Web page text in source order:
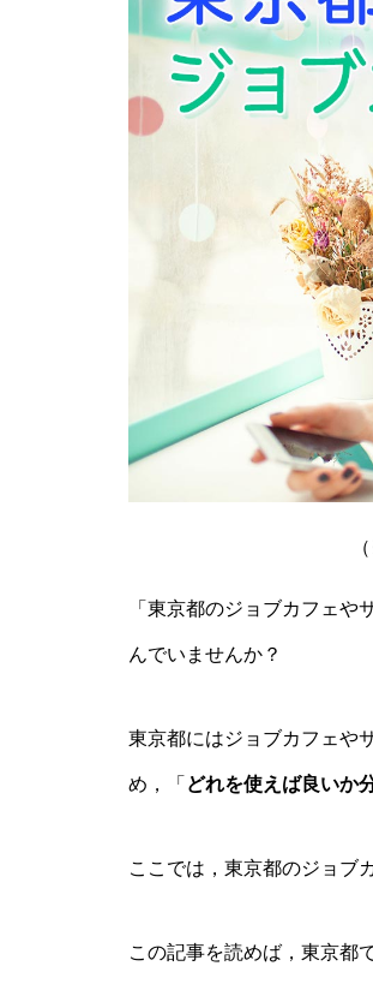
「東京都のジョブカフェ
んでいませんか？
東京都にはジョブカフェや
め，「 どれを使えば良い
ここでは，東京都のジョブ
この記事を読めば，東京都